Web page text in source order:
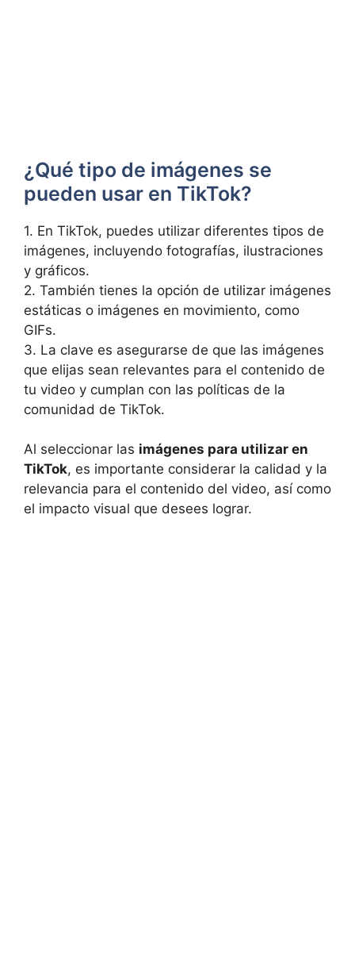
¿Qué tipo de imágenes se
pueden usar‍ en TikTok?
1. En TikTok, puedes utilizar diferentes ⁤tipos de
imágenes, incluyendo ‍fotografías, ilustraciones⁤
y gráficos.
2. También tienes‍ la opción de utilizar imágenes
⁢estáticas o imágenes en movimiento,‌ como⁢
GIFs.
3. La clave es​ asegurarse de ⁣que las imágenes
que elijas sean relevantes​ para el ​contenido‍ de
‌tu video y cumplan con ​las⁤ políticas de la
comunidad de TikTok.
Al⁢ seleccionar ‌las imágenes para utilizar ‍en
TikTok, es importante considerar la calidad y la⁤
relevancia⁣ para el contenido del video, ‍así ⁤como
‌el⁢ impacto visual que⁣ desees ⁢lograr.